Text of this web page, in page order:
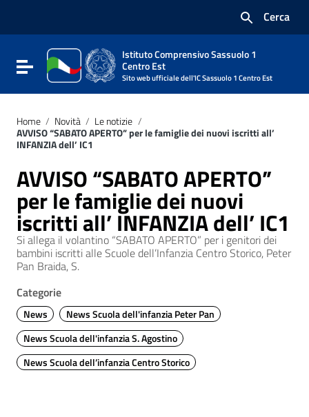
Vai al footer
Cerca
Attiva / disattiva la navigazione
Istituto Comprensivo Sassuolo 1
Centro Est
Sito web ufficiale dell'IC Sassuolo 1 Centro Est
Home / Novità / Le notizie /
AVVISO “SABATO APERTO” per le famiglie dei nuovi iscritti all’
INFANZIA dell’ IC1
AVVISO “SABATO APERTO”
per le famiglie dei nuovi
iscritti all’ INFANZIA dell’ IC1
Si allega il volantino “SABATO APERTO” per i genitori dei
bambini iscritti alle Scuole dell’Infanzia Centro Storico, Peter
Pan Braida, S.
Categorie
News
News Scuola dell'infanzia Peter Pan
News Scuola dell'infanzia S. Agostino
News Scuola dell’infanzia Centro Storico